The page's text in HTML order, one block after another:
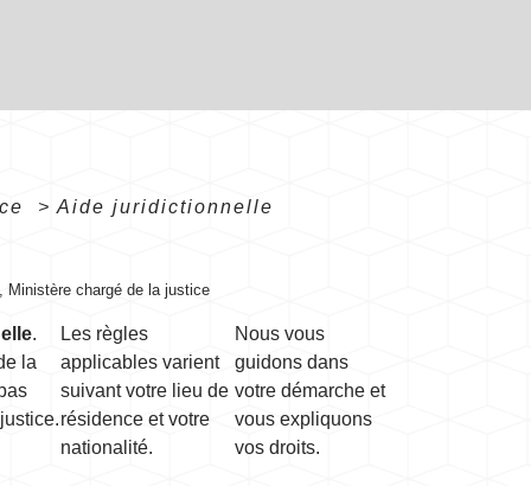
> Aide juridictionnelle
Ministère chargé de la justice
.
la
Les règles
applicables varient
suivant votre lieu de
résidence et votre
nationalité.
Nous vous
guidons dans
votre démarche et
vous expliquons
vos droits.